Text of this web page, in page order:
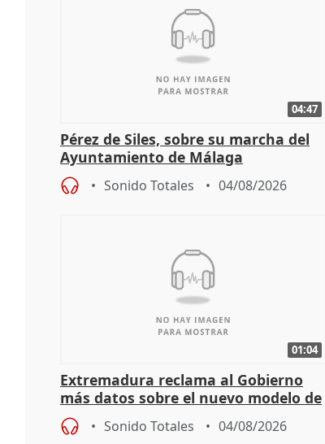
04:47
Pérez de Siles, sobre su marcha del
Ayuntamiento de Málaga
Sonido Totales 04/08/2026
01:04
Extremadura reclama al Gobierno
más datos sobre el nuevo modelo de
financiación
Sonido Totales 04/08/2026